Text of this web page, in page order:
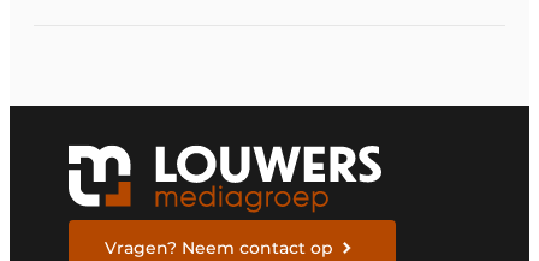
Vragen? Neem contact op